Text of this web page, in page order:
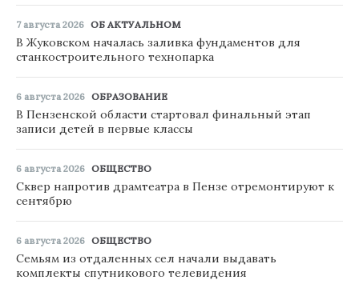
7 августа 2026 ОБ АКТУАЛЬНОМ
В Жуковском началась заливка фундаментов для
станкостроительного технопарка
6 августа 2026 ОБРАЗОВАНИЕ
В Пензенской области стартовал финальный этап
записи детей в первые классы
6 августа 2026 ОБЩЕСТВО
Сквер напротив драмтеатра в Пензе отремонтируют к
сентябрю
6 августа 2026 ОБЩЕСТВО
Семьям из отдаленных сел начали выдавать
комплекты спутникового телевидения